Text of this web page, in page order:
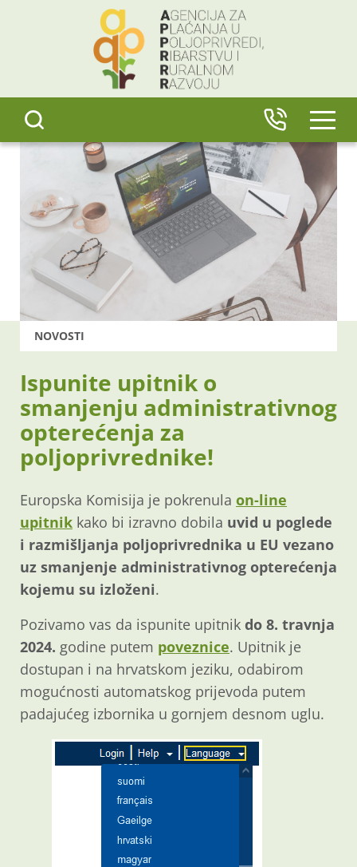
NOVOSTI
Ispunite upitnik o
smanjenju administrativnog
opterećenja za
poljoprivrednike!
Europska Komisija je pokrenula on-line
upitnik kako bi izravno dobila uvid u poglede
i razmišljanja poljoprivrednika u EU vezano
uz smanjenje administrativnog opterećenja
kojemu su izloženi.
Pozivamo vas da ispunite upitnik do 8. travnja
2024. godine putem poveznice. Upitnik je
dostupan i na hrvatskom jeziku, odabirom
mogućnosti automatskog prijevoda putem
padajućeg izbornika u gornjem desnom uglu.